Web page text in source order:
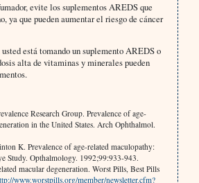
evite los suplementos AREDS que
ya que pueden aumentar el riesgo de cáncer
está tomando un suplemento AREDS o
alta de vitaminas y minerales pueden
Research Group. Prevalence of age-
in the United States. Arch Ophthalmol.
K. Prevalence of age-related maculopathy:
Study. Opthalmology. 1992;99:933-943.
macular degeneration. Worst Pills, Best Pills
www.worstpills.org/member/newsletter.cfm?